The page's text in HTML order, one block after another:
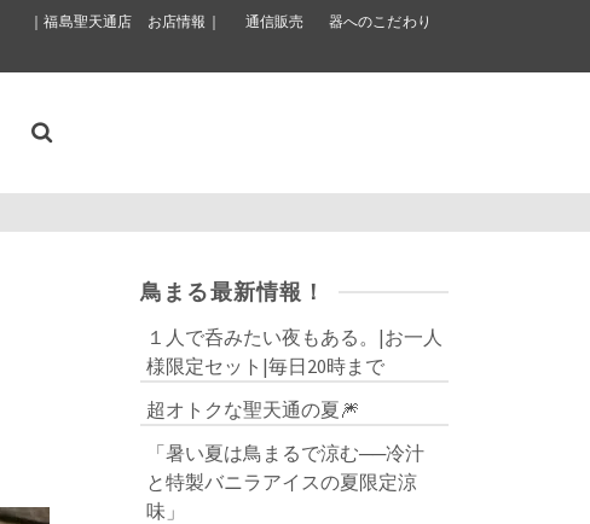
｜福島聖天通店 お店情報｜ 通信販売
器へのこだわり
鳥まる最新情報！
１人で呑みたい夜もある。|お一人
様限定セット|毎日20時まで
超オトクな聖天通の夏🎆
「暑い夏は鳥まるで涼む──冷汁
と特製バニラアイスの夏限定涼
味」